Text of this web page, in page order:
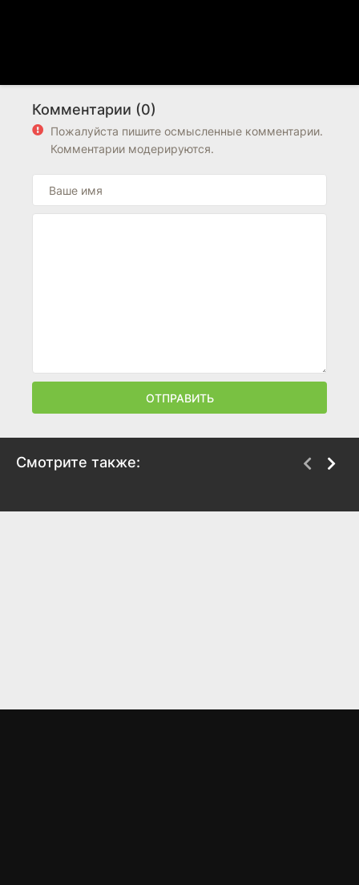
Комментарии (0)
Пожалуйста пишите осмысленные комментарии.
Комментарии модерируются.
ОТПРАВИТЬ
Смотрите также: